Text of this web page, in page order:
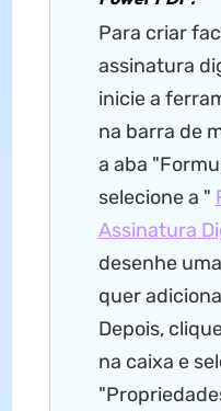
Para criar
assinatura
inicie a
na barra de
a aba
selecione a "
Assinatura
desenhe
quer
Depois,
na caixa e